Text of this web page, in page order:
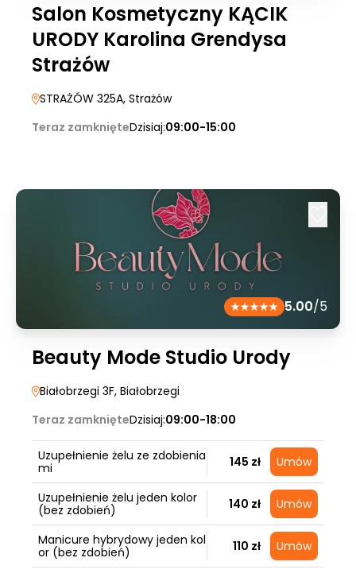
Salon Kosmetyczny KĄCIK
URODY Karolina Grendysa
Strażów
STRAŻÓW 325A, Strażów
Teraz zamknięteDzisiaj:09:00-15:00
5.00/5
Beauty Mode Studio Urody
Białobrzegi 3F, Białobrzegi
Teraz zamknięteDzisiaj:09:00-18:00
Uzupełnienie żelu ze zdobienia
mi
145 zł Umów
Uzupełnienie żelu jeden kolor
(bez zdobień)
140 zł Umów
Manicure hybrydowy jeden kol
or (bez zdobień)
110 zł Umów